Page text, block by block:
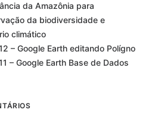
da Amazônia para
da biodiversidade e
climático
– Google Earth editando Polígno
– Google Earth Base de Dados